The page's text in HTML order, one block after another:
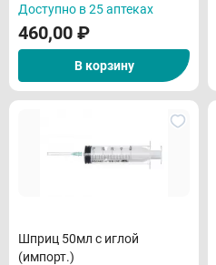
Доступно в 25 аптеках
460,00 ₽
В корзину
Шприц 50мл с иглой
(импорт.)